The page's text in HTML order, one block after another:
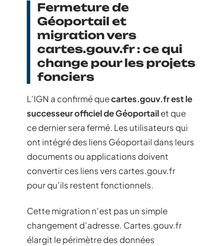
Fermeture de
Géoportail et
migration vers
cartes.gouv.fr : ce qui
change pour les projets
fonciers
L’IGN a confirmé quecartes.gouv.fr est le
successeur officiel de Géoportailet que
ce dernier sera fermé. Les utilisateurs qui
ont intégré des liens Géoportail dans leurs
documents ou applications doivent
convertir ces liens vers cartes.gouv.fr
pour qu’ils restent fonctionnels.
Cette migration n’est pas un simple
changement d’adresse. Cartes.gouv.fr
élargit le périmètre des données